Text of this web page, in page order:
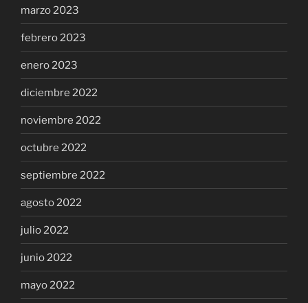
marzo 2023
febrero 2023
enero 2023
diciembre 2022
noviembre 2022
octubre 2022
septiembre 2022
agosto 2022
julio 2022
junio 2022
mayo 2022